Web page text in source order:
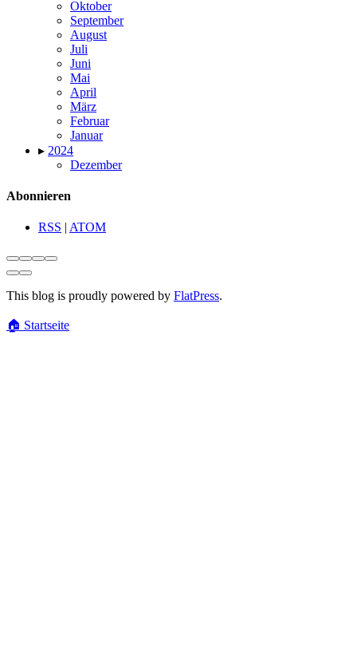
Oktober
September
August
Juli
Juni
Mai
April
März
Februar
Januar
▸ 2024
Dezember
Abonnieren
RSS | ATOM
This blog is proudly powered by FlatPress.
🏠 Startseite